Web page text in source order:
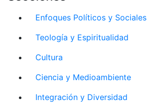
Enfoques Políticos y Sociales
Teología y Espiritualidad
Cultura
Ciencia y Medioambiente
Integración y Diversidad